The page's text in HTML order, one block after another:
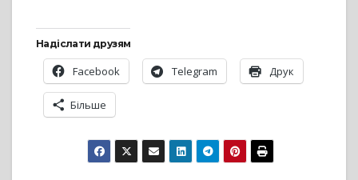
Надіслати друзям
Facebook Telegram Друк
Більше